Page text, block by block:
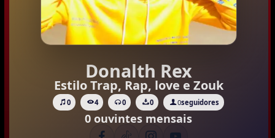
Donalth Rex
Estilo Trap, Rap, love e Zouk
0 4 0 0 0seguidores
0 ouvintes mensais